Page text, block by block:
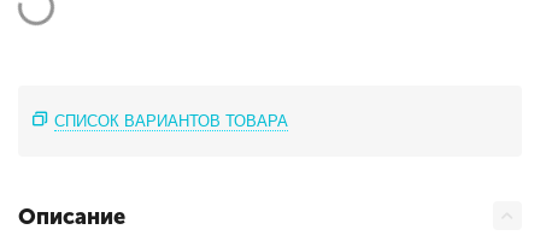
СПИСОК ВАРИАНТОВ ТОВАРА
Описание